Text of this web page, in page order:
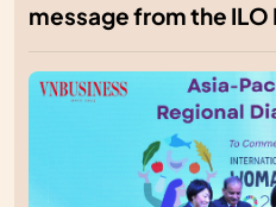
message from the